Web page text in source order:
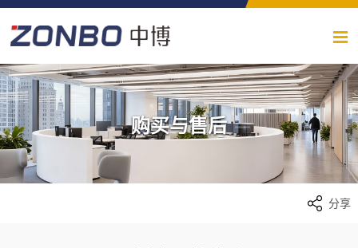
购买与售后
分享